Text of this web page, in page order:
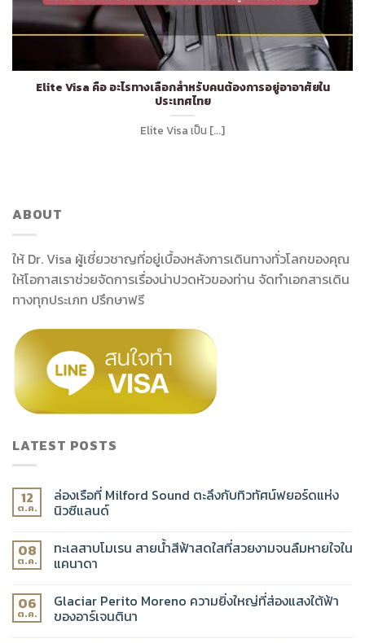
Elite Visa คือ อะไรทางเลือกสำหรับคนต้องการอยู่อาอาศัยใน
ประเทศไทย
Elite Visa เป็น [...]
ABOUT
ให้ Dr. Visa ผู้เชี่ยวชาญที่อยู่เบื้องหลังการเดินทางทั่วโลกของคุณ
ให้โอกาสเราช่วยจัดการเรื่องน่าปวดหัวของท่าน จัดทำเอกสารเดิน
ทางทุกประเภท ปรึกษาฟรี
LATEST POSTS
12
ต.ค.
ล่องเรือที่ Milford Sound ตะลึงกับทิวทัศน์ฟยอร์ดแห่ง
นิวซีแลนด์
08
ต.ค.
ทะเลสาบโมเรน สายน้ำสีฟ้าสดใสที่สวยงามจนลืมหายใจใน
แคนาดา
06
ต.ค.
Glaciar Perito Moreno ความยิ่งใหญ่ที่ส่องแสงใต้ฟ้า
ของอาร์เจนตินา